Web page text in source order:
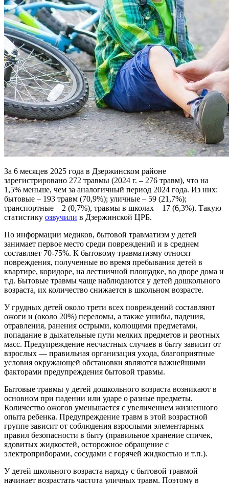
За 6 месяцев 2025 года в Дзержинском районе
зарегистрировано 272 травмы (2024 г. – 276 травм), что на
1,5% меньше, чем за аналогичный период 2024 года. Из них:
бытовые – 193 травм (70,9%); уличные – 59 (21,7%);
транспортные – 2 (0,7%), травмы в школах – 17 (6,3%). Такую
статистику озвучили в Дзержинской ЦРБ.
По информации медиков, бытовой травматизм у детей
занимает первое место среди повреждений и в среднем
составляет 70-75%. К бытовому травматизму относят
повреждения, полученные во время пребывания детей в
квартире, коридоре, на лестничной площадке, во дворе дома и
т.д. Бытовые травмы чаще наблюдаются у детей дошкольного
возраста, их количество снижается в школьном возрасте.
У грудных детей около трети всех повреждений составляют
ожоги и (около 20%) переломы, а также ушибы, падения,
отравления, ранения острыми, колющими предметами,
попадание в дыхательные пути мелких предметов и рвотных
масс. Предупреждение несчастных случаев в быту зависит от
взрослых — правильная организация ухода, благоприятные
условия окружающей обстановки являются важнейшими
факторами предупреждения бытовой травмы.
Бытовые травмы у детей дошкольного возраста возникают в
основном при падении или ударе о разные предметы.
Количество ожогов уменьшается с увеличением жизненного
опыта ребенка. Предупреждение травм в этой возрастной
группе зависит от соблюдения взрослыми элементарных
правил безопасности в быту (правильное хранение спичек,
ядовитых жидкостей, осторожное обращение с
электроприборами, сосудами с горячей жидкостью и т.п.).
У детей школьного возраста наряду с бытовой травмой
начинает возрастать частота уличных травм. Поэтому в